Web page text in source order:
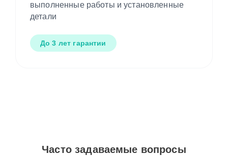
выполненные работы и установленные
детали
До 3 лет гарантии
Часто задаваемые вопросы